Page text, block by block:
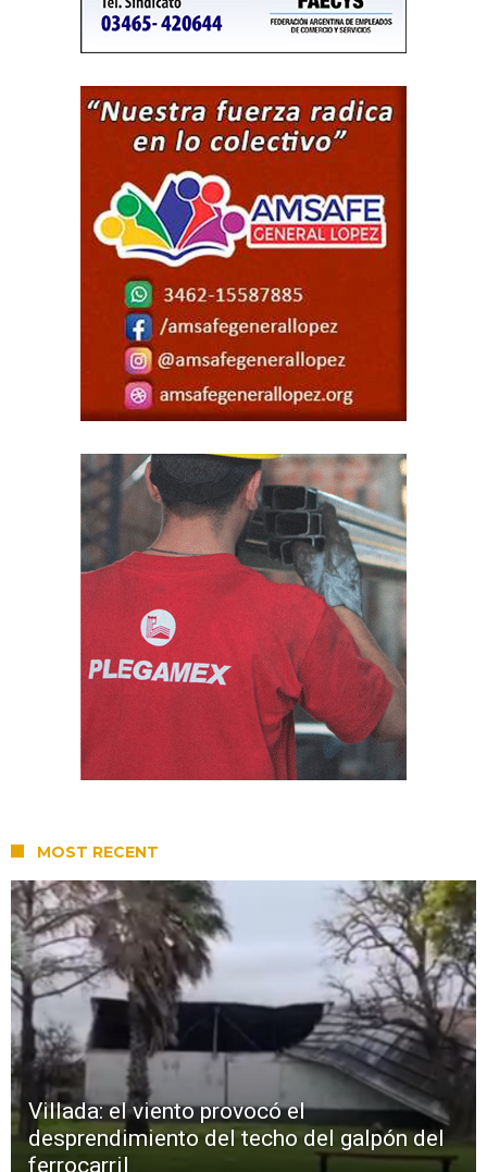
MOST RECENT
Villada: el viento provocó el
desprendimiento del techo del galpón del
ferrocarril